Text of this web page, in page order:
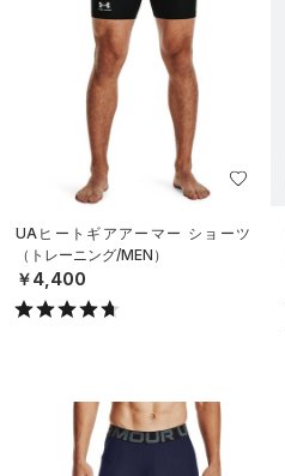
UAヒートギアアーマー ショーツ
（トレーニング/MEN）
￥4,400